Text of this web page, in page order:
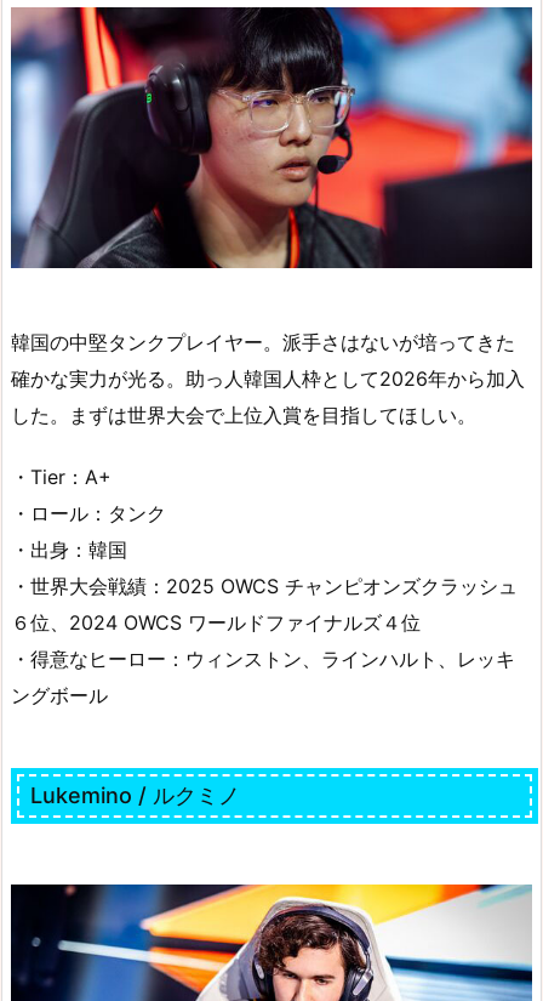
韓国の中堅タンクプレイヤー。派手さはないが培ってきた
確かな実力が光る。助っ人韓国人枠として2026年から加入
した。まずは世界大会で上位入賞を目指してほしい。
・Tier：A+
・ロール：タンク
・出身：韓国
・世界大会戦績：2025 OWCS チャンピオンズクラッシュ
６位、2024 OWCS ワールドファイナルズ４位
・得意なヒーロー：ウィンストン、ラインハルト、レッキ
ングボール
Lukemino / ルクミノ